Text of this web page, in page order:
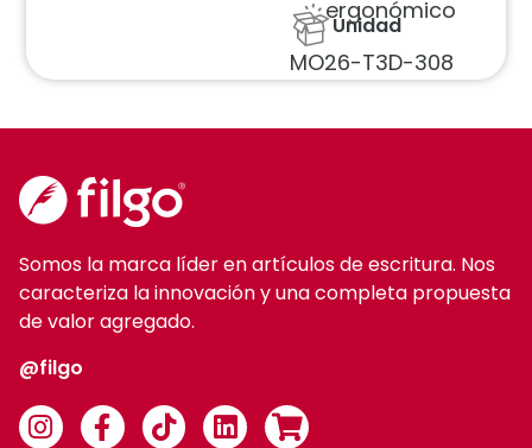
ergonómico
Unidad
MO26-T3D-308
Somos la marca líder en artículos de escritura. Nos
caracteriza la innovación y una completa propuesta
de valor agregado.
@filgo